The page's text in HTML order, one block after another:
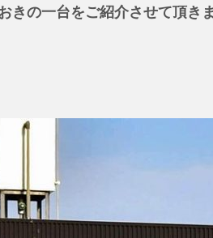
きの一台をご紹介させて頂きま